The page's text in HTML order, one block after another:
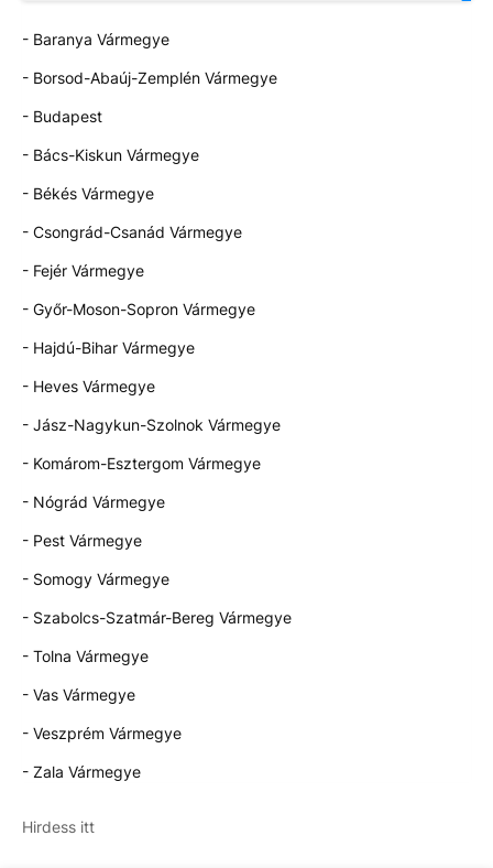
- Baranya Vármegye
- Borsod-Abaúj-Zemplén Vármegye
- Budapest
- Bács-Kiskun Vármegye
- Békés Vármegye
- Csongrád-Csanád Vármegye
- Fejér Vármegye
- Győr-Moson-Sopron Vármegye
- Hajdú-Bihar Vármegye
- Heves Vármegye
- Jász-Nagykun-Szolnok Vármegye
- Komárom-Esztergom Vármegye
- Nógrád Vármegye
- Pest Vármegye
- Somogy Vármegye
- Szabolcs-Szatmár-Bereg Vármegye
- Tolna Vármegye
- Vas Vármegye
- Veszprém Vármegye
- Zala Vármegye
Hirdess itt